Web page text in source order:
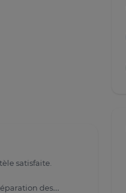
satisfaite.
des